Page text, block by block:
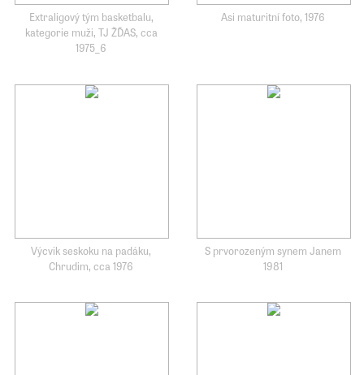
Extraligový tým basketbalu,
kategorie muži, TJ ŽĎAS, cca
1975_6
Asi maturitní foto, 1976
Výcvik seskoku na padáku,
Chrudim, cca 1976
S prvorozeným synem Janem
1981